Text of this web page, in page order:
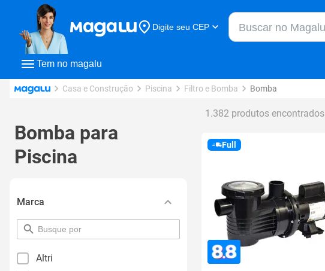
Tem no magalu
Digite seu CEP
Buscar no Magalu
Casa e Construção Piscina Filtro e Bomba Bomba
Bomba para
Piscina
Marca
pesquisar
por
Altri
1.382 produtos encontrados
Full